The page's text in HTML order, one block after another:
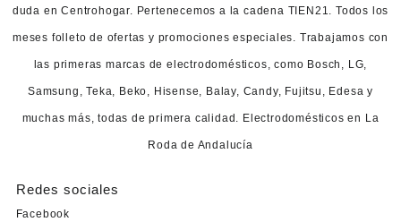
duda en Centrohogar. Pertenecemos a la cadena TIEN21. Todos los
meses folleto de ofertas y promociones especiales. Trabajamos con
las primeras marcas de electrodomésticos, como Bosch, LG,
Samsung, Teka, Beko, Hisense, Balay, Candy, Fujitsu, Edesa y
muchas más, todas de primera calidad. Electrodomésticos en La
Roda de Andalucía
Redes sociales
Facebook